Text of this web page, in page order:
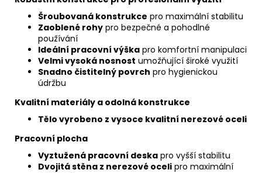
Šroubovaná konstrukce pro maximální stabilitu
Zaoblené rohy pro bezpečné a pohodlné
používání
Ideální pracovní výška pro komfortní manipulaci
Velmi vysoká nosnost umožňující široké využití
Snadno čistitelný povrch pro hygienickou
údržbu
Kvalitní materiály a odolná konstrukce
Tělo vyrobeno z vysoce kvalitní nerezové oceli
Pracovní plocha
Vyztužená pracovní deska pro vyšší stabilitu
Dvojitá stěna z nerezové oceli pro maximální